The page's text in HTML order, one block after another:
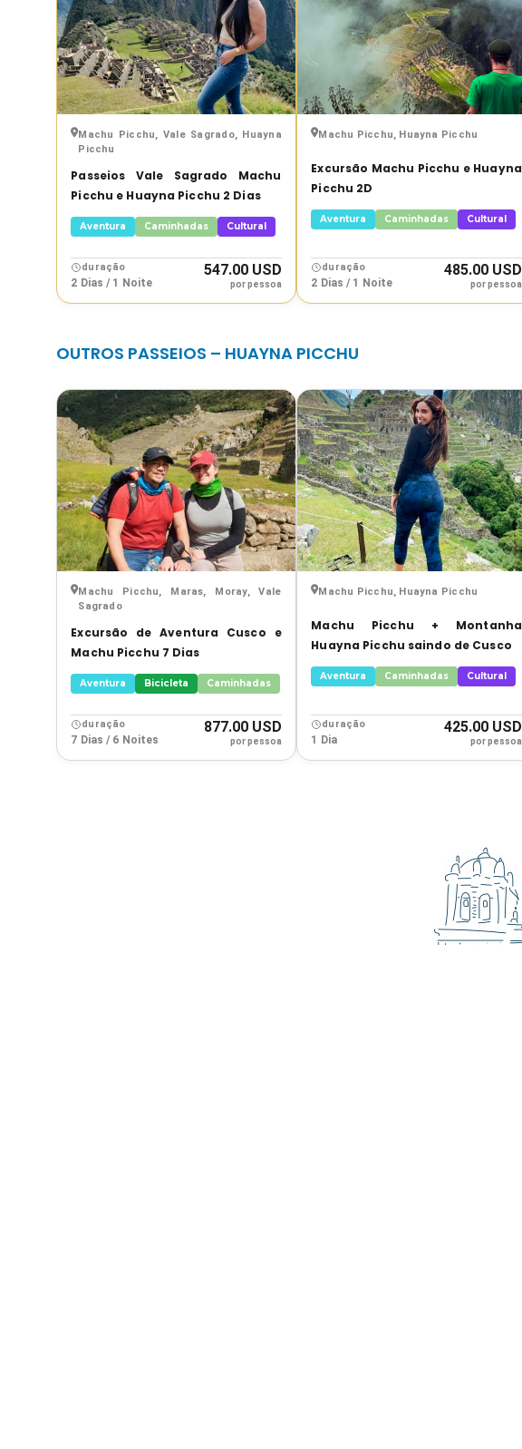
Machu Picchu, Vale Sagrado, Huayna
Picchu
Passeios Vale Sagrado Machu
Picchu e Huayna Picchu 2 Dias
Aventura Caminhadas Cultural
duração
2 Dias / 1 Noite
547.00 USD
por pessoa
Machu Picchu, Huayna Picchu
Excursão Machu Picchu e Huayna
Picchu 2D
Aventura Caminhadas Cultural
duração
2 Dias / 1 Noite
485.00 USD
por pessoa
OUTROS PASSEIOS – HUAYNA PICCHU
Machu Picchu, Maras, Moray, Vale
Sagrado
Excursão de Aventura Cusco e
Machu Picchu 7 Dias
Aventura Bicicleta Caminhadas
duração
7 Dias / 6 Noites
877.00 USD
por pessoa
Machu Picchu, Huayna Picchu
Machu Picchu + Montanha
Huayna Picchu saindo de Cusco
Aventura Caminhadas Cultural
duração
1 Dia
425.00 USD
por pessoa